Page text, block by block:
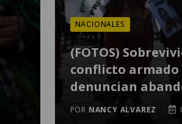
NACIONALES
(FOTOS)
conflicto
denuncian
POR NANCY ALVAREZ